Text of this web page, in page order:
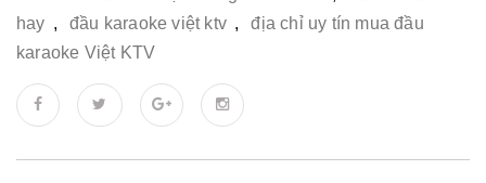
hay , đầu karaoke việt ktv ,
địa chỉ uy tín mua đầu
karaoke Việt KTV